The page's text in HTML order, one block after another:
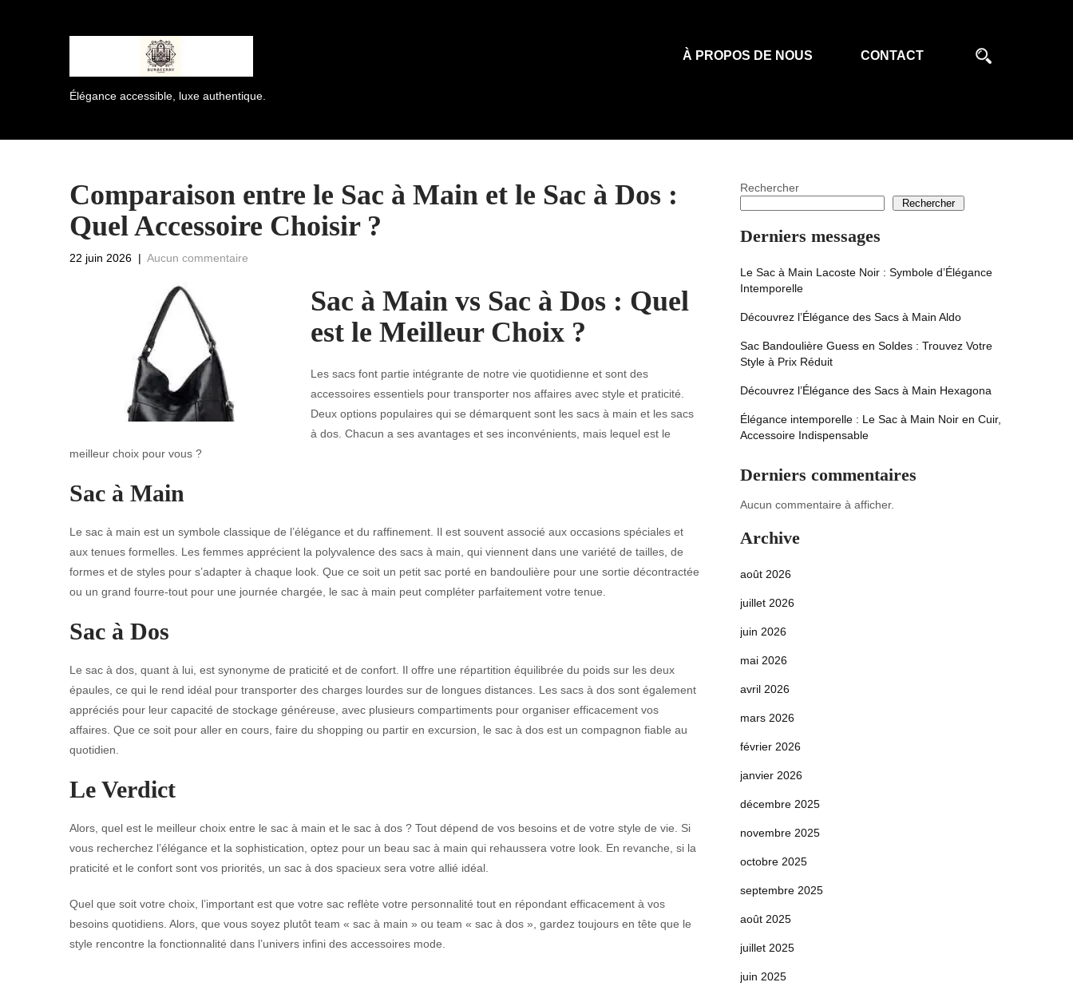
Élégance accessible, luxe authentique.
À PROPOS DE NOUS CONTACT
Comparaison entre le Sac à Main et le Sac à Dos :
Quel Accessoire Choisir ?
22 juin 2026 | Aucun commentaire
Sac à Main vs Sac à Dos : Quel
est le Meilleur Choix ?
Les sacs font partie intégrante de notre vie quotidienne et sont des
accessoires essentiels pour transporter nos affaires avec style et praticité.
Deux options populaires qui se démarquent sont les sacs à main et les sacs
à dos. Chacun a ses avantages et ses inconvénients, mais lequel est le
meilleur choix pour vous ?
Sac à Main
Le sac à main est un symbole classique de l’élégance et du raffinement. Il est souvent associé aux occasions spéciales et
aux tenues formelles. Les femmes apprécient la polyvalence des sacs à main, qui viennent dans une variété de tailles, de
formes et de styles pour s’adapter à chaque look. Que ce soit un petit sac porté en bandoulière pour une sortie décontractée
ou un grand fourre-tout pour une journée chargée, le sac à main peut compléter parfaitement votre tenue.
Sac à Dos
Le sac à dos, quant à lui, est synonyme de praticité et de confort. Il offre une répartition équilibrée du poids sur les deux
épaules, ce qui le rend idéal pour transporter des charges lourdes sur de longues distances. Les sacs à dos sont également
appréciés pour leur capacité de stockage généreuse, avec plusieurs compartiments pour organiser efficacement vos
affaires. Que ce soit pour aller en cours, faire du shopping ou partir en excursion, le sac à dos est un compagnon fiable au
quotidien.
Le Verdict
Alors, quel est le meilleur choix entre le sac à main et le sac à dos ? Tout dépend de vos besoins et de votre style de vie. Si
vous recherchez l’élégance et la sophistication, optez pour un beau sac à main qui rehaussera votre look. En revanche, si la
praticité et le confort sont vos priorités, un sac à dos spacieux sera votre allié idéal.
Quel que soit votre choix, l’important est que votre sac reflète votre personnalité tout en répondant efficacement à vos
besoins quotidiens. Alors, que vous soyez plutôt team « sac à main » ou team « sac à dos », gardez toujours en tête que le
style rencontre la fonctionnalité dans l’univers infini des accessoires mode.
Rechercher
Rechercher
Derniers messages
Le Sac à Main Lacoste Noir : Symbole d’Élégance
Intemporelle
Découvrez l’Élégance des Sacs à Main Aldo
Sac Bandoulière Guess en Soldes : Trouvez Votre
Style à Prix Réduit
Découvrez l’Élégance des Sacs à Main Hexagona
Élégance intemporelle : Le Sac à Main Noir en Cuir,
Accessoire Indispensable
Derniers commentaires
Aucun commentaire à afficher.
Archive
août 2026
juillet 2026
juin 2026
mai 2026
avril 2026
mars 2026
février 2026
janvier 2026
décembre 2025
novembre 2025
octobre 2025
septembre 2025
août 2025
juillet 2025
juin 2025